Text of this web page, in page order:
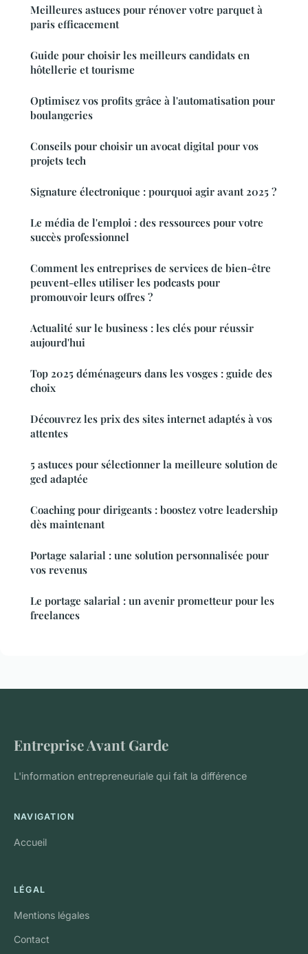
Meilleures astuces pour rénover votre parquet à
paris efficacement
Guide pour choisir les meilleurs candidats en
hôtellerie et tourisme
Optimisez vos profits grâce à l'automatisation pour
boulangeries
Conseils pour choisir un avocat digital pour vos
projets tech
Signature électronique : pourquoi agir avant 2025 ?
Le média de l'emploi : des ressources pour votre
succès professionnel
Comment les entreprises de services de bien-être
peuvent-elles utiliser les podcasts pour
promouvoir leurs offres ?
Actualité sur le business : les clés pour réussir
aujourd'hui
Top 2025 déménageurs dans les vosges : guide des
choix
Découvrez les prix des sites internet adaptés à vos
attentes
5 astuces pour sélectionner la meilleure solution de
ged adaptée
Coaching pour dirigeants : boostez votre leadership
dès maintenant
Portage salarial : une solution personnalisée pour
vos revenus
Le portage salarial : un avenir prometteur pour les
freelances
Entreprise Avant Garde
L'information entrepreneuriale qui fait la différence
NAVIGATION
Accueil
LÉGAL
Mentions légales
Contact